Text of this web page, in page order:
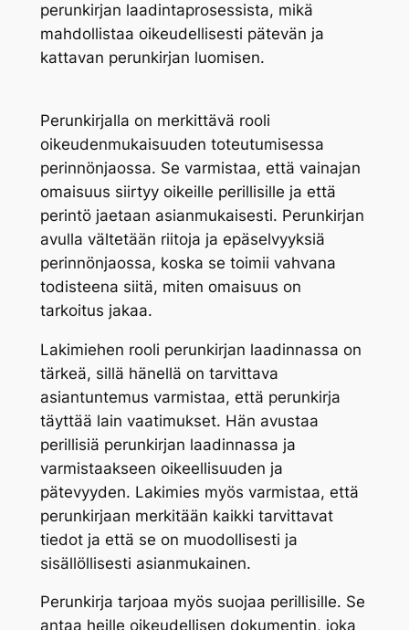
perunkirjan laadintaprosessista, mikä
mahdollistaa oikeudellisesti pätevän ja
kattavan perunkirjan luomisen.
Perunkirjalla on merkittävä rooli
oikeudenmukaisuuden toteutumisessa
perinnönjaossa. Se varmistaa, että vainajan
omaisuus siirtyy oikeille perillisille ja että
perintö jaetaan asianmukaisesti. Perunkirjan
avulla vältetään riitoja ja epäselvyyksiä
perinnönjaossa, koska se toimii vahvana
todisteena siitä, miten omaisuus on
tarkoitus jakaa.
Lakimiehen rooli perunkirjan laadinnassa on
tärkeä, sillä hänellä on tarvittava
asiantuntemus varmistaa, että perunkirja
täyttää lain vaatimukset. Hän avustaa
perillisiä perunkirjan laadinnassa ja
varmistaakseen oikeellisuuden ja
pätevyyden. Lakimies myös varmistaa, että
perunkirjaan merkitään kaikki tarvittavat
tiedot ja että se on muodollisesti ja
sisällöllisesti asianmukainen.
Perunkirja tarjoaa myös suojaa perillisille. Se
antaa heille oikeudellisen dokumentin, joka